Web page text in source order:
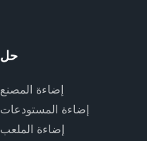
حل
إضاءة المصنع
إضاءة المستودعات
إضاءة الملعب